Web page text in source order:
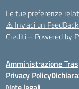
Le tue preferenze
⚠️ Inviaci un FeedBack
Crediti – Powered by
Amministrazione
Privacy Policy